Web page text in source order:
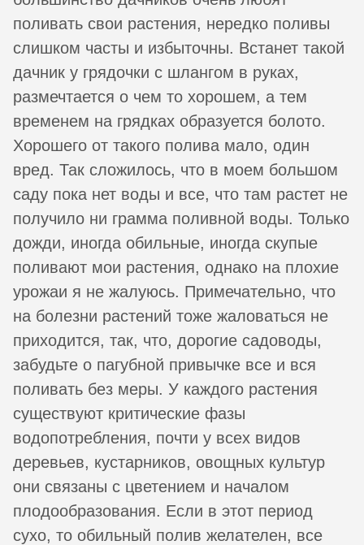
поливать свои растения, нередко поливы
слишком часты и избыточны. Встанет такой
дачник у грядочки с шлангом в руках,
размечтается о чем то хорошем, а тем
временем на грядках образуется болото.
Хорошего от такого полива мало, один
вред. Так сложилось, что в моем большом
саду пока нет воды и все, что там растет не
получило ни грамма поливной воды. Только
дожди, иногда обильные, иногда скупые
поливают мои растения, однако на плохие
урожаи я не жалуюсь. Примечательно, что
на болезни растений тоже жаловаться не
приходится, так, что, дорогие садоводы,
забудьте о пагубной привычке все и вся
поливать без меры. У каждого растения
существуют критические фазы
водопотребления, почти у всех видов
деревьев, кустарников, овощных культур
они связаны с цветением и началом
плодообразования. Если в этот период
сухо, то обильный полив желателен, все